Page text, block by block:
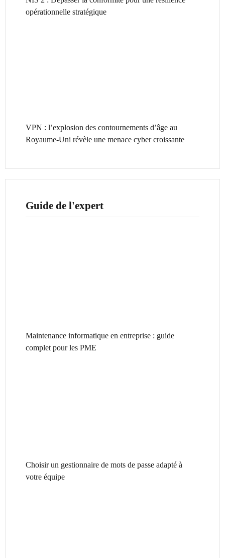
opérationnelle stratégique
VPN : l’explosion des contournements d’âge au
Royaume-Uni révèle une menace cyber croissante
Guide de l'expert
Maintenance informatique en entreprise : guide
complet pour les PME
Choisir un gestionnaire de mots de passe adapté à
votre équipe